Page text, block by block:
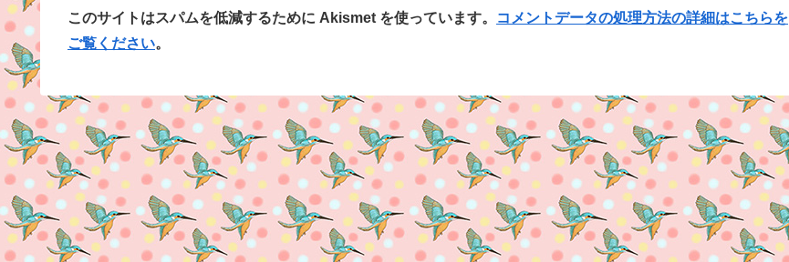
このサイトはスパムを低減するために Akismet を使っています。
コメントデータの処理方法の詳細はこちらを
ご覧ください。